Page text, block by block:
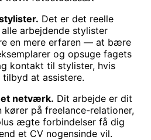
Det er det reelle
arbejdende stylister
en mere erfaren — at bære
og opsuge fagets
kontakt til stylister, hvis
at assistere.
et netværk. Dit arbejde er dit
på freelance-relationer,
ægte forbindelser få dig
et CV nogensinde vil.